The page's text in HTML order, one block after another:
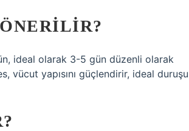
ideal olarak 3-5 gün düzenli olarak
vücut yapısını güçlendirir, ideal duruşu